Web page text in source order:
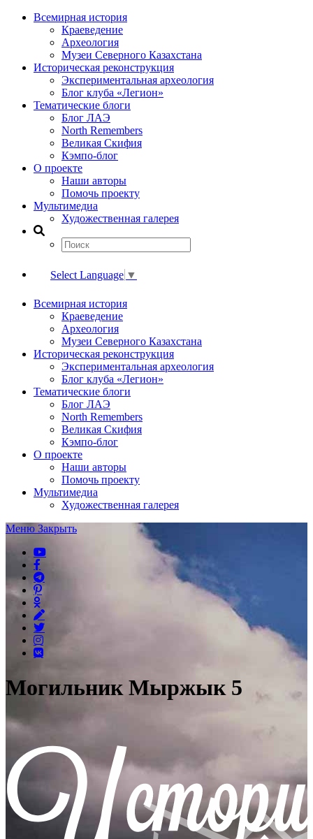
Всемирная история
Краеведение
Археология
Музеи Северного Казахстана
Историческая реконструкция
Экспериментальная археология
Блог клуба «Легион»
Тематические блоги
Блог ЛАЭ
North Remembers
Великая Скифия
Кэмпо-блог
О проекте
Наши авторы
Помочь проекту
Мультимедиа
Художественная галерея
Select Language ▼
Всемирная история
Краеведение
Археология
Музеи Северного Казахстана
Историческая реконструкция
Экспериментальная археология
Блог клуба «Легион»
Тематические блоги
Блог ЛАЭ
North Remembers
Великая Скифия
Кэмпо-блог
О проекте
Наши авторы
Помочь проекту
Мультимедиа
Художественная галерея
Меню Закрыть
Могильник Мыржык 5